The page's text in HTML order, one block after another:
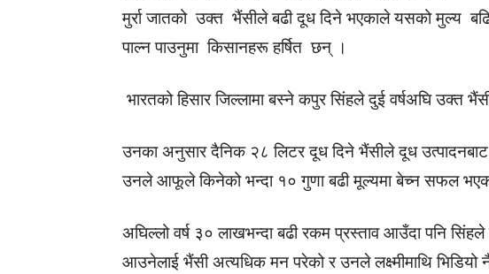
मुर्रा जातको उक्त भैंसीले बढी दूध दिने भएकाले यसको मुल्य
पाल्न पाउनुमा किसानहरू हर्षित छन् ।
भारतको हिसार जिल्लामा बस्ने कपुर सिंहले दुई वर्षअघि उक्त
उनका अनुसार दैनिक २८ लिटर दूध दिने भैंसीले दूध उत्पादनबाट
उनले आफूले किनेको भन्दा १० गुणा बढी मूल्यमा बेच्न सफल
अघिल्लो वर्ष ३० लाखभन्दा बढी रकम प्रस्ताव आउँदा पनि
आउनेलाई भैंसी अत्यधिक मन परेको र उनले लक्ष्मीमाथि भिडियो